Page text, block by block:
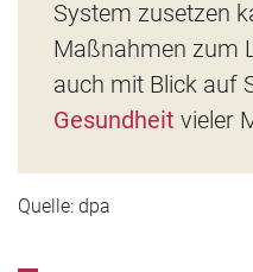
System zusetzen
Maßnahmen zum
auch mit Blick auf
Gesundheit vieler
Quelle: dpa